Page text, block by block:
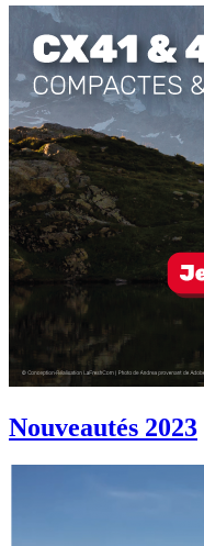
Nouveautés 2023